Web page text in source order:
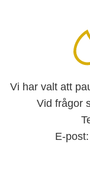
Vi har valt att
Vid frågor
E-post: